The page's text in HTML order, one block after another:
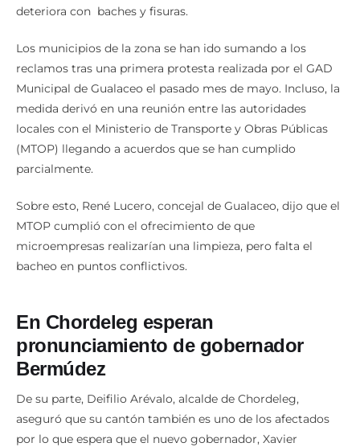
deteriora con baches y fisuras.
Los municipios de la zona se han ido sumando a los
reclamos tras una primera protesta realizada por el GAD
Municipal de Gualaceo el pasado mes de mayo. Incluso, la
medida derivó en una reunión entre las autoridades
locales con el Ministerio de Transporte y Obras Públicas
(MTOP) llegando a acuerdos que se han cumplido
parcialmente.
Sobre esto, René Lucero, concejal de Gualaceo, dijo que el
MTOP cumplió con el ofrecimiento de que
microempresas realizarían una limpieza, pero falta el
bacheo en puntos conflictivos.
En Chordeleg esperan
pronunciamiento de gobernador
Bermúdez
De su parte, Deifilio Arévalo, alcalde de Chordeleg,
aseguró que su cantón también es uno de los afectados
por lo que espera que el nuevo gobernador, Xavier